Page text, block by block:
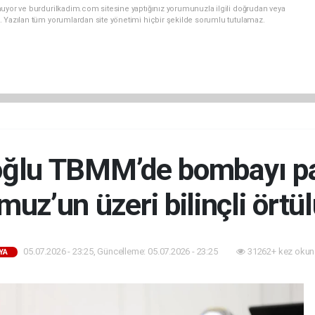
ve burdurilkadim.com sitesine yaptığınız yorumunuzla ilgili doğrudan veya
Yazılan tüm yorumlardan site yönetimi hiçbir şekilde sorumlu tutulamaz.
TBMM’de bombayı
üzeri bilinçli
05.07.2026 - 23:25, Güncelleme: 05.07.2026 - 23:25 31262+ kez